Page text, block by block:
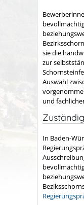
sie die
zur
Auswahl
und
In Baden-